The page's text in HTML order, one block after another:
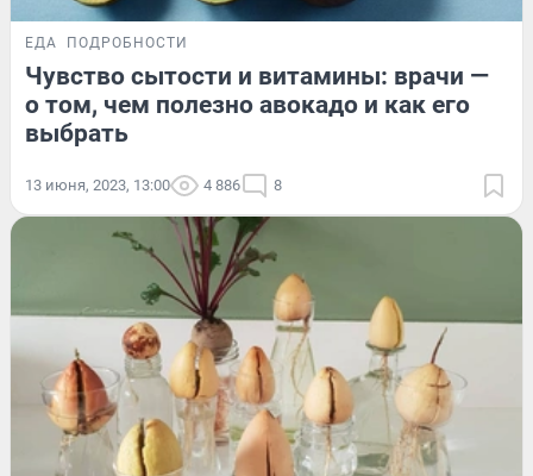
ЕДА ПОДРОБНОСТИ
Чувство сытости и витамины: врачи —
о том, чем полезно авокадо и как его
выбрать
13 июня, 2023, 13:00 4 886 8